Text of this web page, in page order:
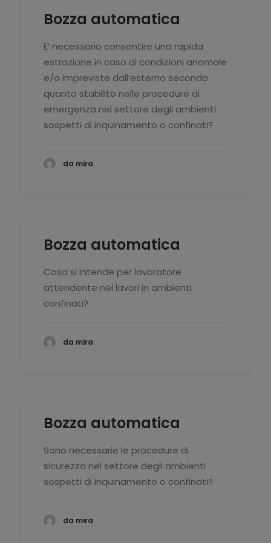
Bozza automatica
E’ necessario consentire una rapida
estrazione in caso di condizioni anomale
e/o impreviste dall’esterno secondo
quanto stabilito nelle procedure di
emergenza nel settore degli ambienti
sospetti di inquinamento o confinati?
da mira
Bozza automatica
Cosa si intende per lavoratore
attendente nei lavori in ambienti
confinati?
da mira
Bozza automatica
Sono necessarie le procedure di
sicurezza nel settore degli ambienti
sospetti di inquinamento o confinati?
da mira